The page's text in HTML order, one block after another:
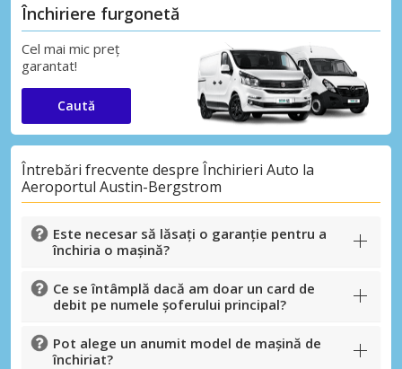
Închiriere furgonetă
Cel mai mic preț
garantat!
Caută
Întrebări frecvente despre Închirieri Auto la
Aeroportul Austin-Bergstrom
Este necesar să lăsați o garanție pentru a
închiria o mașină?
Ce se întâmplă dacă am doar un card de
debit pe numele șoferului principal?
Pot alege un anumit model de mașină de
închiriat?